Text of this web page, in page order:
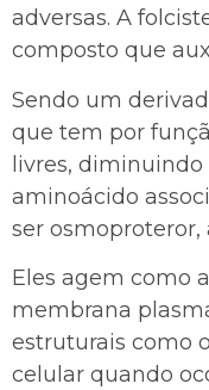
adversas. A
composto que
Sendo um
que tem por
livres, diminuindo
aminoácido
ser
Eles agem como
membrana
estruturais como
celular quando